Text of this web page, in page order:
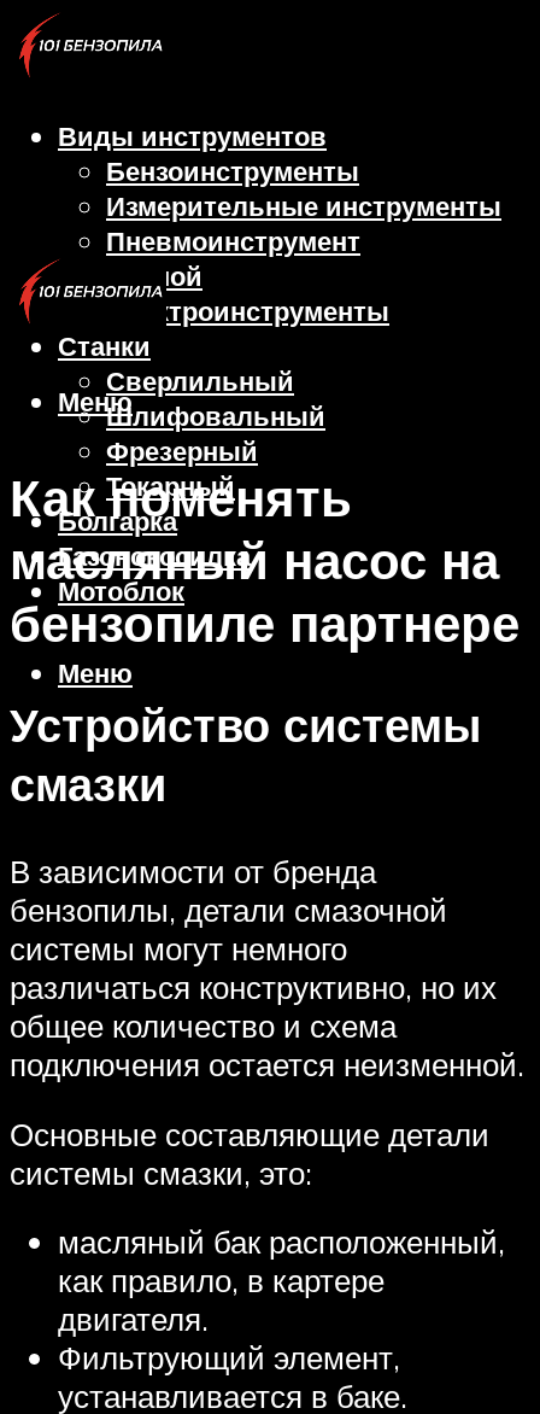
Виды инструментов
Бензоинструменты
Измерительные инструменты
Пневмоинструмент
Ручной
Электроинструменты
Станки
Сверлильный
Шлифовальный
Фрезерный
Токарный
Болгарка
Газонокосилка
Мотоблок
Меню
Меню
Как поменять
масляный насос на
бензопиле партнере
Устройство системы
смазки
В зависимости от бренда
бензопилы, детали смазочной
системы могут немного
различаться конструктивно, но их
общее количество и схема
подключения остается неизменной.
Основные составляющие детали
системы смазки, это:
масляный бак расположенный,
как правило, в картере
двигателя.
Фильтрующий элемент,
устанавливается в баке.